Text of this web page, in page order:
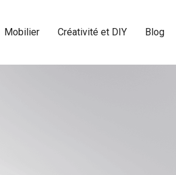
Mobilier Créativité et DIY Blog